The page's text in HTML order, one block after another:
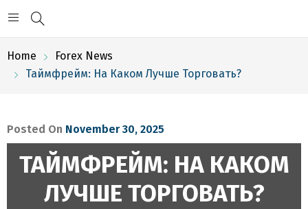
Home
Forex News
Таймфрейм: На Каком Лучше Торговать?
Posted On November 30, 2025
ТАЙМФРЕЙМ: НА КАКОМ
ЛУЧШЕ ТОРГОВАТЬ?